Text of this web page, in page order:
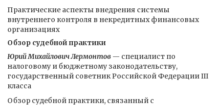
Практические аспекты внедрения системы
внутреннего контроля в некредитных финансовых
организациях
Обзор судебной практики
Юрий Михайлович Лермонтов — специалист по
налоговому и бюджетному законодательству,
государственный советник Российской Федерации III
класса
Обзор судебной практики, связанный с